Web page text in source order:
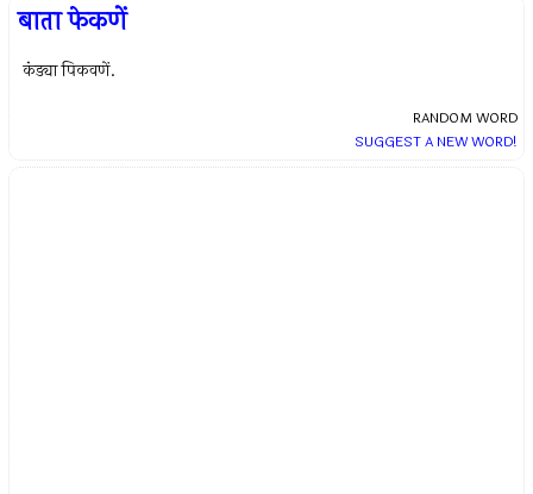
बाता फेकणें
कंड्या पिकवणें.
RANDOM WORD
SUGGEST A NEW WORD!